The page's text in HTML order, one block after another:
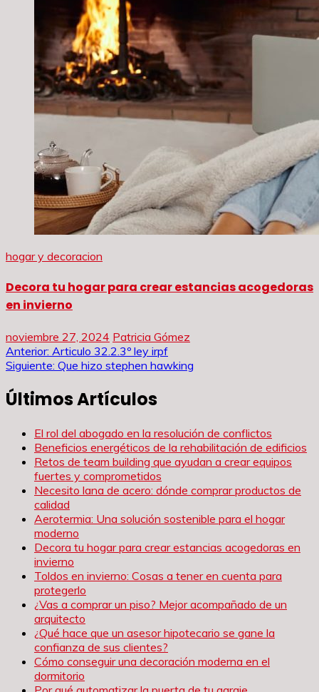
hogar y decoracion
Decora tu hogar para crear estancias acogedoras
en invierno
noviembre 27, 2024 Patricia Gómez
Navegación
entradas
Anterior: Articulo 32.2.3º ley irpf
Siguiente: Que hizo stephen hawking
Últimos Artículos
El rol del abogado en la resolución de conflictos
Beneficios energéticos de la rehabilitación de edificios
Retos de team building que ayudan a crear equipos
fuertes y comprometidos
Necesito lana de acero: dónde comprar productos de
calidad
Aerotermia: Una solución sostenible para el hogar
moderno
Decora tu hogar para crear estancias acogedoras en
invierno
Toldos en invierno: Cosas a tener en cuenta para
protegerlo
¿Vas a comprar un piso? Mejor acompañado de un
arquitecto
¿Qué hace que un asesor hipotecario se gane la
confianza de sus clientes?
Cómo conseguir una decoración moderna en el
dormitorio